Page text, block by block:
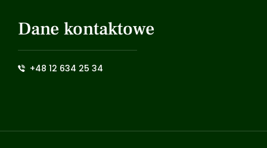
Dane kontaktowe
+48 12 634 25 34